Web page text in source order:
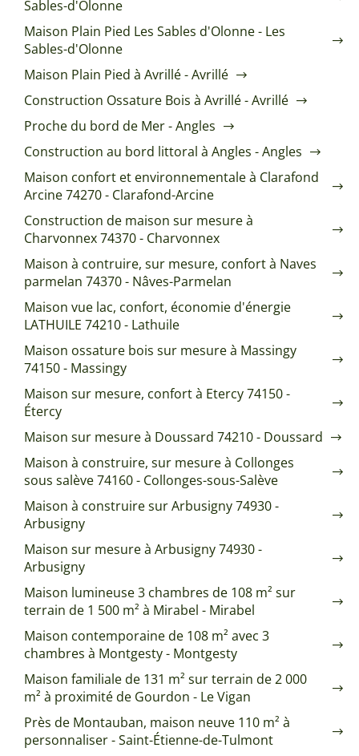
Sables-d'Olonne
Maison Plain Pied Les Sables d'Olonne - Les
Sables-d'Olonne
Maison Plain Pied à Avrillé - Avrillé
Construction Ossature Bois à Avrillé - Avrillé
Proche du bord de Mer - Angles
Construction au bord littoral à Angles - Angles
Maison confort et environnementale à Clarafond
Arcine 74270 - Clarafond-Arcine
Construction de maison sur mesure à
Charvonnex 74370 - Charvonnex
Maison à contruire, sur mesure, confort à Naves
parmelan 74370 - Nâves-Parmelan
Maison vue lac, confort, économie d'énergie
LATHUILE 74210 - Lathuile
Maison ossature bois sur mesure à Massingy
74150 - Massingy
Maison sur mesure, confort à Etercy 74150 -
Étercy
Maison sur mesure à Doussard 74210 - Doussard
Maison à construire, sur mesure à Collonges
sous salève 74160 - Collonges-sous-Salève
Maison à construire sur Arbusigny 74930 -
Arbusigny
Maison sur mesure à Arbusigny 74930 -
Arbusigny
Maison lumineuse 3 chambres de 108 m² sur
terrain de 1 500 m² à Mirabel - Mirabel
Maison contemporaine de 108 m² avec 3
chambres à Montgesty - Montgesty
Maison familiale de 131 m² sur terrain de 2 000
m² à proximité de Gourdon - Le Vigan
Près de Montauban, maison neuve 110 m² à
personnaliser - Saint-Étienne-de-Tulmont